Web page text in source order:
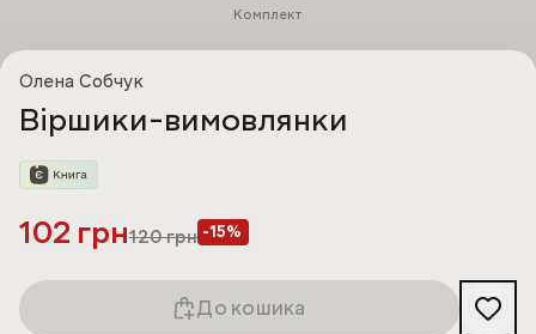
Комплект
Олена Собчук
Віршики-вимовлянки
102 грн120грн -15%
До кошика